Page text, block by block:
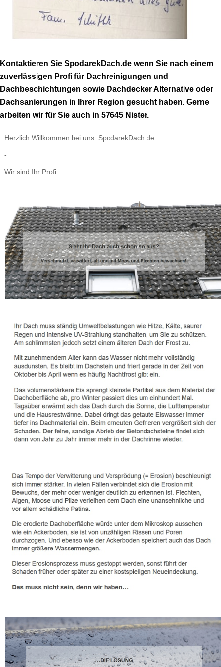
Kontaktieren Sie SpodarekDach.de wenn Sie nach einem
zuverlässigen Profi für Dachreinigungen und
Dachbeschichtungen sowie Dachdecker Alternative oder
Dachsanierungen in Ihrer Region gesucht haben. Gerne
arbeiten wir für Sie auch in 57645 Nister.
Herzlich Willkommen bei uns. SpodarekDach.de
-
Wir sind Ihr Profi.